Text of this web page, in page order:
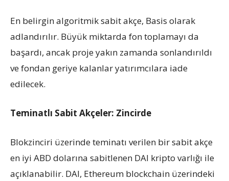
En belirgin algoritmik sabit akçe, Basis olarak
adlandırılır. Büyük miktarda fon toplamayı da
başardı, ancak proje yakın zamanda sonlandırıldı
ve fondan geriye kalanlar yatırımcılara iade
edilecek.
Teminatlı Sabit Akçeler: Zincirde
Blokzinciri üzerinde teminatı verilen bir sabit akçe
en iyi ABD dolarına sabitlenen DAI kripto varlığı ile
açıklanabilir. DAI, Ethereum blockchain üzerindeki